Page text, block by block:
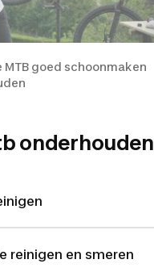
MTB goed schoonmaken
onderhouden
reinigen en smeren